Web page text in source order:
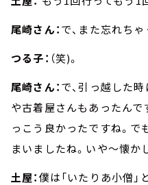
尾崎さん：で、また忘れちゃ
つる子： （笑)。
尾崎さん：で、引っ越した
や古着屋さんもあったんで
っこう良かったですね。
まいましたね。いや～懐か
土屋：僕は「いたりあ小僧